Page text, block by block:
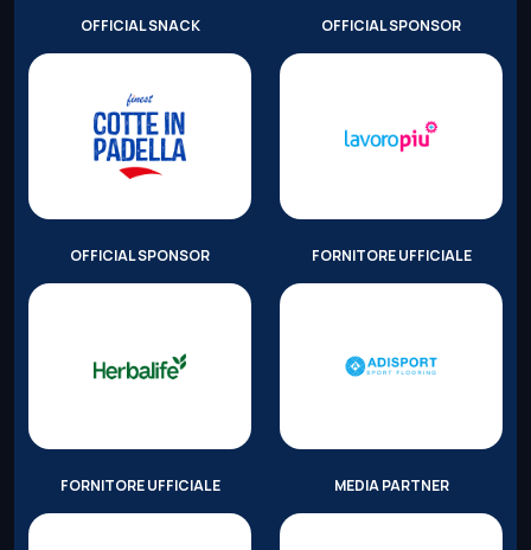
OFFICIAL SNACK OFFICIAL SPONSOR
OFFICIAL SPONSOR FORNITORE UFFICIALE
FORNITORE UFFICIALE MEDIA PARTNER